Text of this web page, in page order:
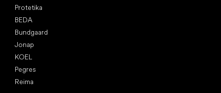
Protetika
BEDA
Bundgaard
Jonap
KOEL
Pegres
Reima